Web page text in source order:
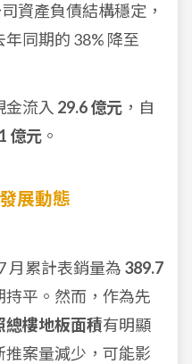
資產負債結構穩定，
同期的 38% 降至
金流入 29.6 億元 ，自
億元 。
展動態
月累計表銷量為 389.7
持平。然而，作為先
總樓地板面積有明顯
推案量減少，可能影